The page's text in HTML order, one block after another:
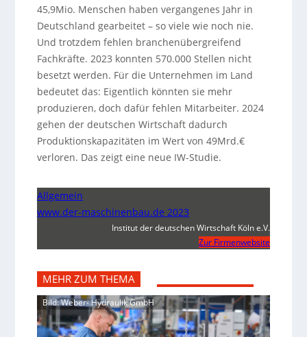
45,9Mio. Menschen haben vergangenes Jahr in
Deutschland gearbeitet – so viele wie noch nie.
Und trotzdem fehlen branchenübergreifend
Fachkräfte. 2023 konnten 570.000 Stellen nicht
besetzt werden. Für die Unternehmen im Land
bedeutet das: Eigentlich könnten sie mehr
produzieren, doch dafür fehlen Mitarbeiter. 2024
gehen der deutschen Wirtschaft dadurch
Produktionskapazitäten im Wert von 49Mrd.€
verloren. Das zeigt eine neue IW-Studie.
Allgemein
www.der-maschinenbau.de 2023
Institut der deutschen Wirtschaft Köln e.V.
Zur Firmenwebsite
MEHR ZUM THEMA
Bild: Weber- Hydraulik GmbH